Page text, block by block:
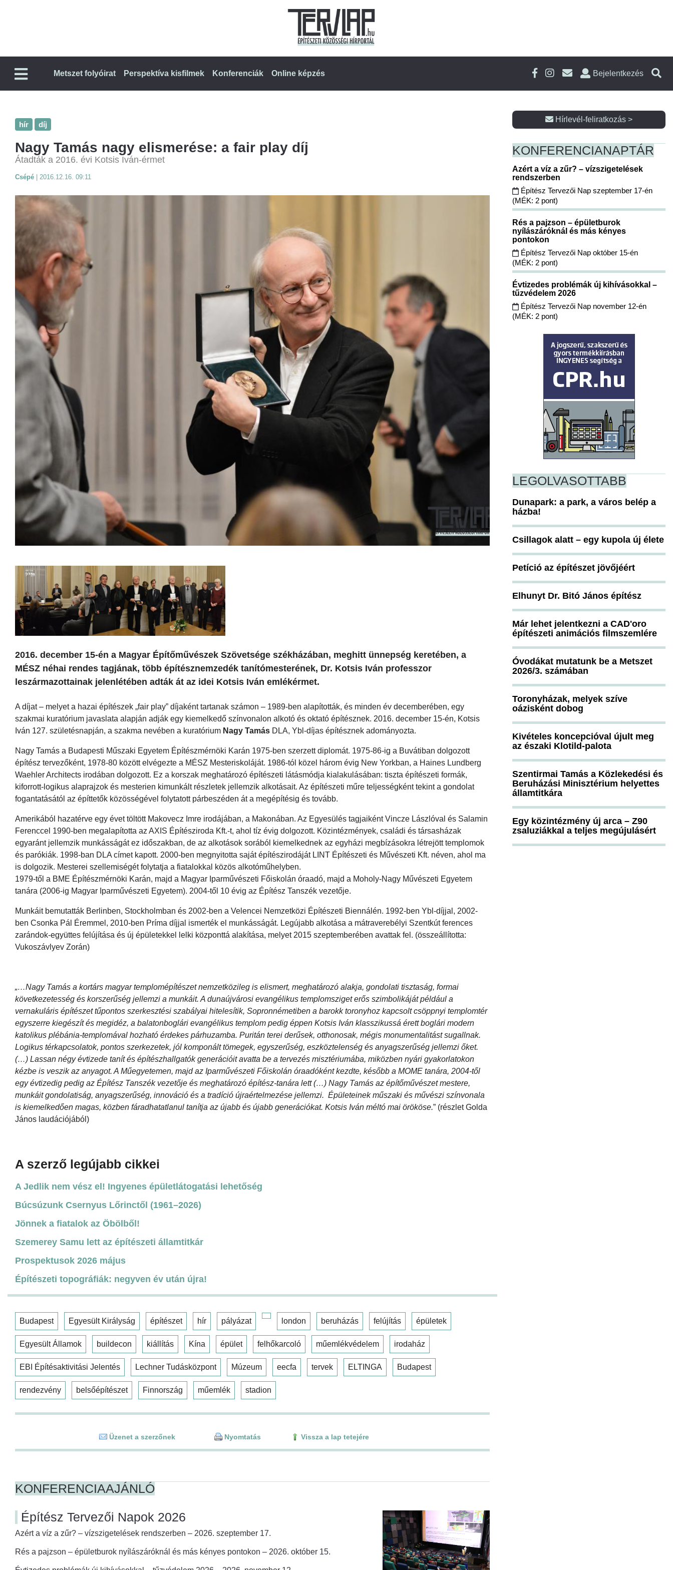
Metszet folyóirat Perspektíva kisfilmek Konferenciák Online képzés Bejelentkezés
hír díj
Nagy Tamás nagy elismerése: a fair play díj
Átadták a 2016. évi Kotsis Iván-érmet
Csépé 2016.12.16. 09:11
2016. december 15-én a Magyar Építőművészek Szövetsége székházában, meghitt ünnepség keretében, a
MÉSZ néhai rendes tagjának, több építésznemzedék tanítómesterének, Dr. Kotsis Iván professzor
leszármazottainak jelenlétében adták át az idei Kotsis Iván emlékérmet.
A díjat – melyet a hazai építészek „fair play” díjaként tartanak számon – 1989-ben alapították, és minden év decemberében, egy
szakmai kuratórium javaslata alapján adják egy kiemelkedő színvonalon alkotó és oktató építésznek. 2016. december 15-én, Kotsis
Iván 127. születésnapján, a szakma nevében a kuratórium Nagy Tamás DLA, Ybl-díjas építésznek adományozta.
Nagy Tamás a Budapesti Műszaki Egyetem Építészmérnöki Karán 1975-ben szerzett diplomát. 1975-86-ig a Buvátiban dolgozott
építész tervezőként, 1978-80 között elvégezte a MÉSZ Mesteriskoláját. 1986-tól közel három évig New Yorkban, a Haines Lundberg
Waehler Architects irodában dolgozott. Ez a korszak meghatározó építészeti látásmódja kialakulásában: tiszta építészeti formák,
kiforrott-logikus alaprajzok és mesterien kimunkált részletek jellemzik alkotásait. Az építészeti műre teljességként tekint a gondolat
fogantatásától az építtetők közösségével folytatott párbeszéden át a megépítésig és tovább.
Amerikából hazatérve egy évet töltött Makovecz Imre irodájában, a Makonában. Az Egyesülés tagjaiként Vincze Lászlóval és Salamin
Ferenccel 1990-ben megalapította az AXIS Építésziroda Kft.-t, ahol tíz évig dolgozott. Közintézmények, családi és társasházak
egyaránt jellemzik munkásságát ez időszakban, de az alkotások sorából kiemelkednek az egyházi megbízásokra létrejött templomok
és parókiák. 1998-ban DLA címet kapott. 2000-ben megnyitotta saját építészirodáját LINT Építészeti és Művészeti Kft. néven, ahol ma
is dolgozik. Mesterei szellemiségét folytatja a fiatalokkal közös alkotóműhelyben.
1979-től a BME Építészmérnöki Karán, majd a Magyar Iparművészeti Főiskolán óraadó, majd a Moholy-Nagy Művészeti Egyetem
tanára (2006-ig Magyar Iparművészeti Egyetem). 2004-től 10 évig az Építész Tanszék vezetője.
Munkáit bemutatták Berlinben, Stockholmban és 2002-ben a Velencei Nemzetközi Építészeti Biennálén. 1992-ben Ybl-díjjal, 2002-
ben Csonka Pál Éremmel, 2010-ben Príma díjjal ismerték el munkásságát. Legújabb alkotása a mátraverebélyi Szentkút ferences
zarándok-együttes felújítása és új épületekkel lelki központtá alakítása, melyet 2015 szeptemberében avattak fel. (összeállította:
Vukoszávlyev Zorán)
„…Nagy Tamás a kortárs magyar templomépítészet nemzetközileg is elismert, meghatározó alakja, gondolati tisztaság, formai
következetesség és korszerűség jellemzi a munkáit. A dunaújvárosi evangélikus templomsziget erős szimbolikáját például a
vernakuláris építészet tűpontos szerkesztési szabályai hitelesítik, Sopronnémetiben a barokk toronyhoz kapcsolt csöppnyi templomtér
egyszerre kiegészít és megidéz, a balatonboglári evangélikus templom pedig éppen Kotsis Iván klasszikussá érett boglári modern
katolikus plébánia-templomával hozható érdekes párhuzamba. Puritán terei derűsek, otthonosak, mégis monumentalitást sugallnak.
Logikus térkapcsolatok, pontos szerkezetek, jól komponált tömegek, egyszerűség, eszköztelenség és anyagszerűség jellemzi őket.
(…) Lassan négy évtizede tanít és építészhallgatók generációit avatta be a tervezés misztériumába, miközben nyári gyakorlatokon
kézbe is veszik az anyagot. A Műegyetemen, majd az Iparművészeti Főiskolán óraadóként kezdte, később a MOME tanára, 2004-től
egy évtizedig pedig az Építész Tanszék vezetője és meghatározó építész-tanára lett (…) Nagy Tamás az építőművészet mestere,
munkáit gondolatiság, anyagszerűség, innováció és a tradíció újraértelmezése jellemzi. Épületeinek műszaki és művészi színvonala
is kiemelkedően magas, közben fáradhatatlanul tanítja az újabb és újabb generációkat. Kotsis Iván méltó mai örököse.” (részlet Golda
János laudációjából)
A szerző legújabb cikkei
A Jedlik nem vész el! Ingyenes épületlátogatási lehetőség
Búcsúzunk Csernyus Lőrinctől (1961–2026)
Jönnek a fiatalok az Öbölből!
Szemerey Samu lett az építészeti államtitkár
Prospektusok 2026 május
Építészeti topográfiák: negyven év után újra!
Budapest Egyesült Királyság építészet hír pályázat london beruházás felújítás épületek
Egyesült Államok buildecon kiállítás Kína épület felhőkarcoló műemlékvédelem irodaház
EBI Építésaktivitási Jelentés Lechner Tudásközpont Múzeum eecfa tervek ELTINGA Budapest
rendezvény belsőépítészet Finnország műemlék stadion
Üzenet a szerzőnek Nyomtatás Vissza a lap tetejére
KONFERENCIAAJÁNLÓ
Építész Tervezői Napok 2026
Azért a víz a zűr? – vízszigetelések rendszerben – 2026. szeptember 17.
Rés a pajzson – épületburok nyílászáróknál és más kényes pontokon – 2026. október 15.
Hírlevél-feliratkozás >
KONFERENCIANAPTÁR
Azért a víz a zűr? – vízszigetelések
rendszerben
Építész Tervezői Nap szeptember 17-én
(MÉK: 2 pont)
Rés a pajzson – épületburok
nyílászáróknál és más kényes
pontokon
Építész Tervezői Nap október 15-én
(MÉK: 2 pont)
Évtizedes problémák új kihívásokkal –
tűzvédelem 2026
Építész Tervezői Nap november 12-én
(MÉK: 2 pont)
LEGOLVASOTTABB
Dunapark: a park, a város belép a
házba!
Csillagok alatt – egy kupola új élete
Petíció az építészet jövőjéért
Elhunyt Dr. Bitó János építész
Már lehet jelentkezni a CAD'oro
építészeti animációs filmszemlére
Óvodákat mutatunk be a Metszet
2026/3. számában
Toronyházak, melyek szíve
oázisként dobog
Kivételes koncepcióval újult meg
az északi Klotild-palota
Szentirmai Tamás a Közlekedési és
Beruházási Minisztérium helyettes
államtitkára
Egy közintézmény új arca – Z90
zsaluziákkal a teljes megújulásért